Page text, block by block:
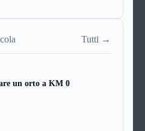
Tutti →
un orto a KM 0